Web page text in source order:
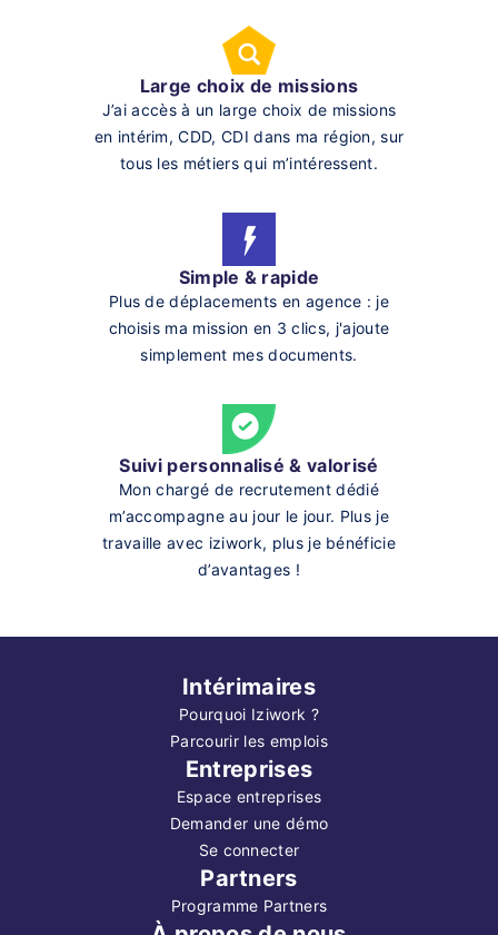
Large choix de missions
J’ai accès à un large choix de missions
en intérim, CDD, CDI dans ma région, sur
tous les métiers qui m’intéressent.
Simple & rapide
Plus de déplacements en agence : je
choisis ma mission en 3 clics, j'ajoute
simplement mes documents.
Suivi personnalisé & valorisé
Mon chargé de recrutement dédié
m’accompagne au jour le jour. Plus je
travaille avec iziwork, plus je bénéficie
d’avantages !
Intérimaires
Pourquoi Iziwork ?
Parcourir les emplois
Entreprises
Espace entreprises
Demander une démo
Se connecter
Partners
Programme Partners